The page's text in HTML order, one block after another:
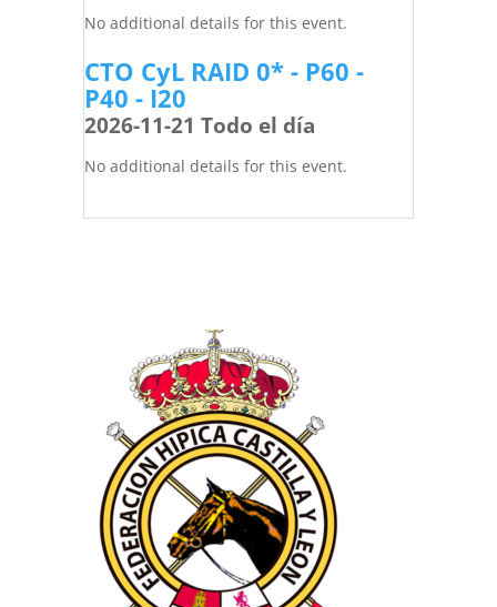
No additional details for this event.
CTO CyL RAID 0* - P60 -
P40 - I20
2026-11-21 Todo el día
No additional details for this event.